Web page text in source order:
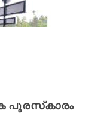
പുരസ്‌കാരം